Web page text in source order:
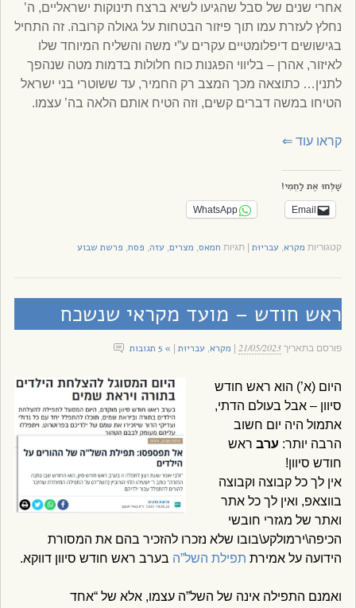
אחרי שנים של סבל שהגיעו לשיא ברצח תינוקות ישראליים, ה’
נחלץ לעזרת עמו תוך פיזור הבטחות על גאולה קרובה. זה התחיל
בגישושים דיפלומטיים עקרים ע”י משה והשליח המיוחד שלו
לאיזור, אהרן – בליווי הפגנות כוח חלולות בדמות מטה שנהפך
לתנין… כתוצאה מכך המצב רק החמיר, עד ששוטרי בני ישראל
הטיחו במשה דברים קשים, וזה הטיח אותם הלאה בה’ עצמו.
קראו עוד⇐
שַׁלְּחוּ אֶת לַחְמִי!
Email
WhatsApp
קטגוריות מקרא, עבריוּת |תגיות חמאס, מצרים, עזה, פסח, פרשת שבוע
ראש חודש – מועד מקראי שנשכח
פורסם בתאריך21/05/2023 מקרא, עבריוּת » 5 תגובות
היום (א’) הוא ראש חודש
סיוון – אבל בעולם הדתי,
אתמול היה יום חשוב
הרבה יותר: ערב ראש
חודש סיוון!
אין לך כל קבוצה וקבוצה
בווצאפ, ואין לך כל אתר
ואתר של מגזרי חובשי
הכיפה\ירמולקע\בובו שלא נזכרו להזכיר בהם את המסורת
הידועה על אמירת תפילת השל”ה בערב ראש חודש סיוון דווקא.
ואמנם התפילה אינה של השל”ה עצמו, אלא של “אחד